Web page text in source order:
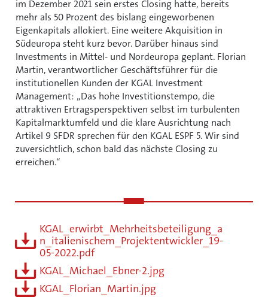
im Dezember 2021 sein erstes Closing hatte, bereits
mehr als 50 Prozent des bislang eingeworbenen
Eigenkapitals allokiert. Eine weitere Akquisition in
Südeuropa steht kurz bevor. Darüber hinaus sind
Investments in Mittel- und Nordeuropa geplant. Florian
Martin, verantwortlicher Geschäftsführer für die
institutionellen Kunden der KGAL Investment
Management: „Das hohe Investitionstempo, die
attraktiven Ertragsperspektiven selbst im turbulenten
Kapitalmarktumfeld und die klare Ausrichtung nach
Artikel 9 SFDR sprechen für den KGAL ESPF 5. Wir sind
zuversichtlich, schon bald das nächste Closing zu
erreichen.“
KGAL_erwirbt_Mehrheitsbeteiligung_a
n_italienischem_Projektentwickler_19-
05-2022.pdf
KGAL_Michael_Ebner-2.jpg
KGAL_Florian_Martin.jpg